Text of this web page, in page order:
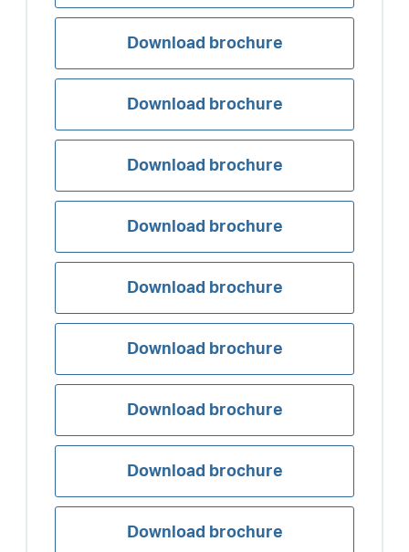
Download brochure
Download brochure
Download brochure
Download brochure
Download brochure
Download brochure
Download brochure
Download brochure
Download brochure